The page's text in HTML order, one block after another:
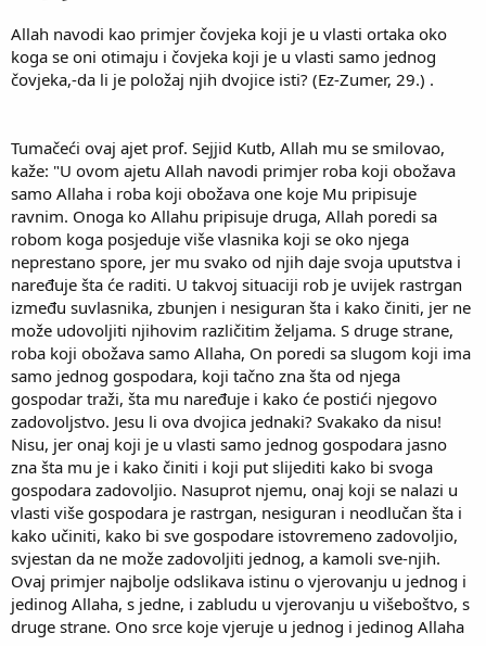
Allah navodi kao primjer čovjeka koji je u vlasti ortaka oko
koga se oni otimaju i čovjeka koji je u vlasti samo jednog
čovjeka,-da li je položaj njih dvojice isti? (Ez-Zumer, 29.) .
Tumačeći ovaj ajet prof. Sejjid Kutb, Allah mu se smilovao,
kaže: "U ovom ajetu Allah navodi primjer roba koji obožava
samo Allaha i roba koji obožava one koje Mu pripisuje
ravnim. Onoga ko Allahu pripisuje druga, Allah poredi sa
robom koga posjeduje više vlasnika koji se oko njega
neprestano spore, jer mu svako od njih daje svoja uputstva i
naređuje šta će raditi. U takvoj situaciji rob je uvijek rastrgan
između suvlasnika, zbunjen i nesiguran šta i kako činiti, jer ne
može udovoljiti njihovim različitim željama. S druge strane,
roba koji obožava samo Allaha, On poredi sa slugom koji ima
samo jednog gospodara, koji tačno zna šta od njega
gospodar traži, šta mu naređuje i kako će postići njegovo
zadovoljstvo. Jesu li ova dvojica jednaki? Svakako da nisu!
Nisu, jer onaj koji je u vlasti samo jednog gospodara jasno
zna šta mu je i kako činiti i koji put slijediti kako bi svoga
gospodara zadovoljio. Nasuprot njemu, onaj koji se nalazi u
vlasti više gospodara je rastrgan, nesiguran i neodlučan šta i
kako učiniti, kako bi sve gospodare istovremeno zadovoljio,
svjestan da ne može zadovoljiti jednog, a kamoli sve-njih.
Ovaj primjer najbolje odslikava istinu o vjerovanju u jednog i
jedinog Allaha, s jedne, i zabludu u vjerovanju u višeboštvo, s
druge strane. Ono srce koje vjeruje u jednog i jedinog Allaha